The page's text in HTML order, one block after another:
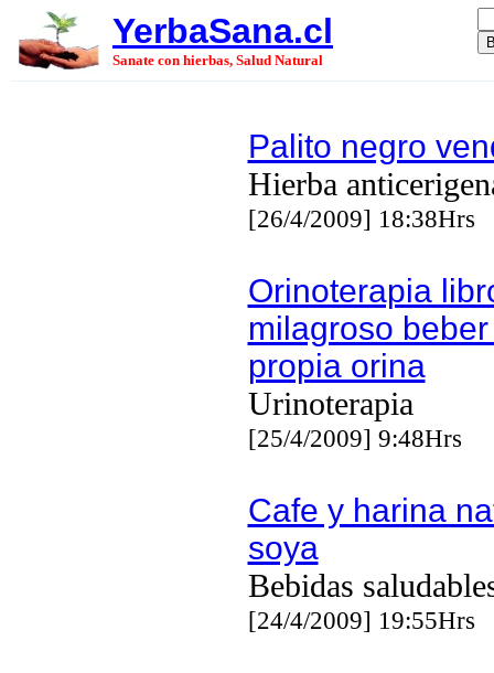
YerbaSana.cl
Sanate con hierbas, Salud Natural
Palito negro
Hierba
[26/4/2009] 18:38Hrs
Orinoterapia
milagroso
propia orina
Urinoterapia
[25/4/2009] 9:48Hrs
Cafe y harina
soya
Bebidas
[24/4/2009] 19:55Hrs